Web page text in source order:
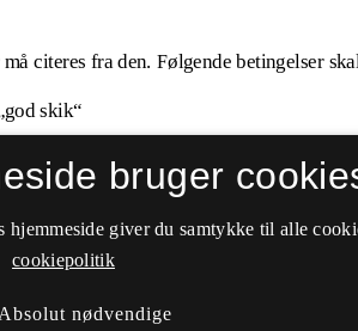
bruger
giver du samtykke til alle
cookiepolitik
Absolut nødvendige